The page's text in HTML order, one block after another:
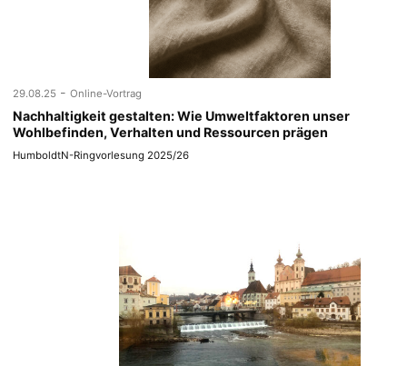
29.08.25 - Online-Vortrag
Nachhaltigkeit gestalten: Wie Umweltfaktoren unser
Wohlbefinden, Verhalten und Ressourcen prägen
HumboldtN-Ringvorlesung 2025/26